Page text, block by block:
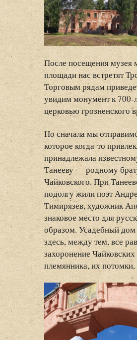
После посещения
площади нас встретят
Торговым рядам
увидим монумент к 700-
церковью грозненского
Но сначала мы
которое когда-то
принадлежала
Танееву — родному
Чайковского. При
подолгу жили поэт
Тимирязев, художник
знаковое место для
образом. Усадебный дом
здесь, между тем, все
захоронение
племянника, их